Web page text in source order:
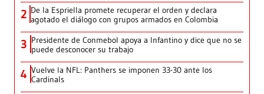
2 De la Espriella promete recuperar el orden y declara
agotado el diálogo con grupos armados en Colombia
3 Presidente de Conmebol apoya a Infantino y dice que no se
puede desconocer su trabajo
4 Vuelve la NFL: Panthers se imponen 33-30 ante los
Cardinals